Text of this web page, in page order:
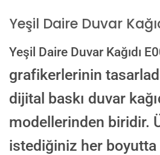
info@dekoros.com
NOTLAR
Görseliniz baskıya alınmadan önce ölçüye
Yeşil Daire Duvar
Yeşil Daire Duvar Kağıdı
grafikerlerinin
dijital baskı duvar
modellerinden biridir.
istediğiniz her boyutta